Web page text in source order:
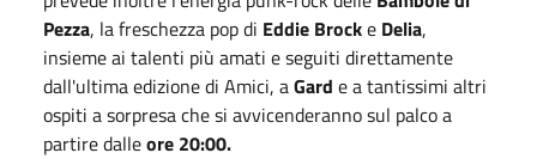
Pezza, la freschezza pop di Eddie Brocke Delia,
insieme ai talenti più amati e seguiti direttamente
dall'ultima edizione di Amici, aGard e a tantissimi altri
ospiti a sorpresa che si avvicenderanno sul palco a
partire dalleore 20:00.